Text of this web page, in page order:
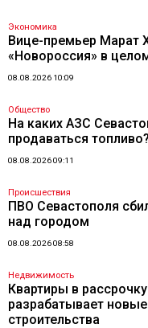
Экономика
Вице-премьер Марат
«Новороссия» в
08.08.2026 10:09
Общество
На каких АЗС
продаваться топливо?
08.08.2026 09:11
Происшествия
ПВО Севастополя
над городом
08.08.2026 08:58
Недвижимость
Квартиры в
разрабатывает
строительства